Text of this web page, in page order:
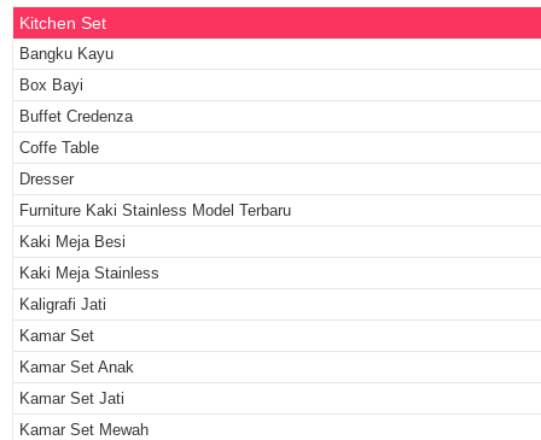
Kitchen Set
Bangku Kayu
Box Bayi
Buffet Credenza
Coffe Table
Dresser
Furniture Kaki Stainless Model Terbaru
Kaki Meja Besi
Kaki Meja Stainless
Kaligrafi Jati
Kamar Set
Kamar Set Anak
Kamar Set Jati
Kamar Set Mewah